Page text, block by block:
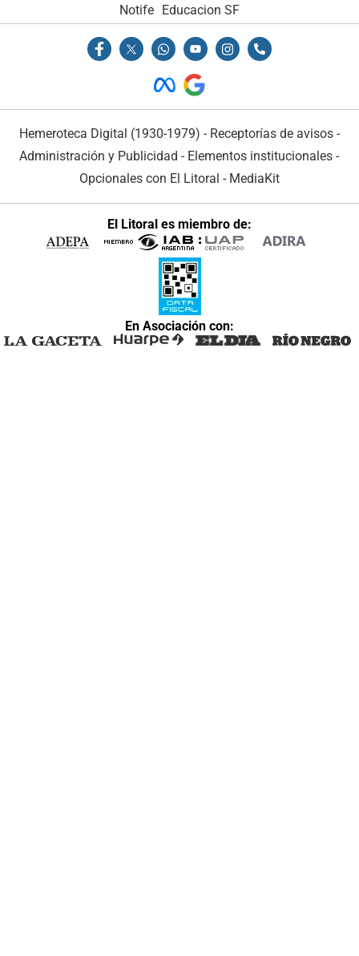
Notife Educacion SF
Hemeroteca Digital (1930-1979) - Receptorías de avisos -
Administración y Publicidad - Elementos institucionales -
Opcionales con El Litoral - MediaKit
El Litoral es miembro de:
En Asociación con: